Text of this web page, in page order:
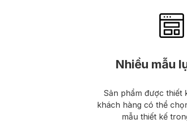
Nhiều mẫu
Sản phẩm được thiết
khách hàng có thể
mẫu thiết kế